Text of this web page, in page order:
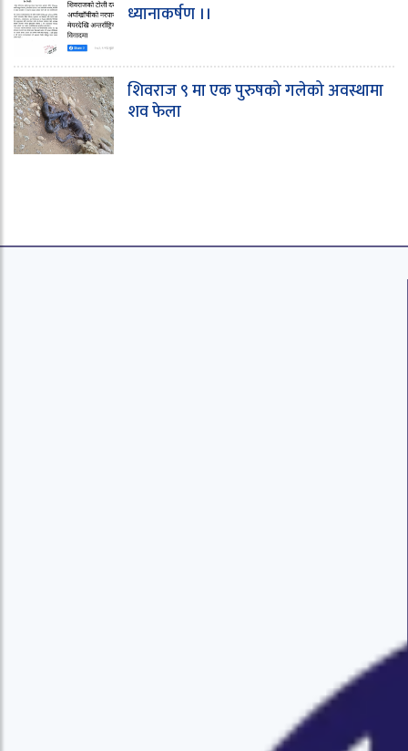
ध्यानाकर्षण ।।
शिवराज ९ मा एक पुरुषको गलेको अवस्थामा
शव फेला